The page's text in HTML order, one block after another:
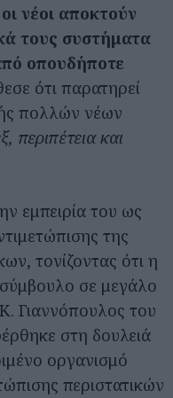
οι νέοι αποκτούν
τους συστήματα
οπουδήποτε
ότι παρατηρεί
πολλών νέων
περιπέτεια και
εμπειρία του ως
της
τονίζοντας ότι η
σε μεγάλο
Γιαννόπουλος του
στη δουλειά
οργανισμό
περιστατικών